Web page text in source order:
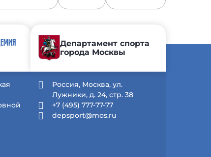
Департамент спорта
города Москвы
Россия, Москва, ул.
Лужники, д. 24, стр. 38
+7 (495) 777-77-77
depsport@mos.ru